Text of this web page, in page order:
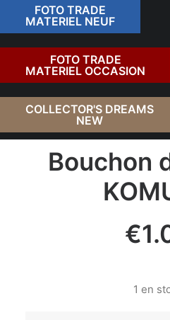
FOTO TRADE
MATERIEL NEUF
FOTO TRADE
MATERIEL OCCASION
COLLECTOR'S DREAMS
NEW
RETOUR
Bouchon
€
1 en